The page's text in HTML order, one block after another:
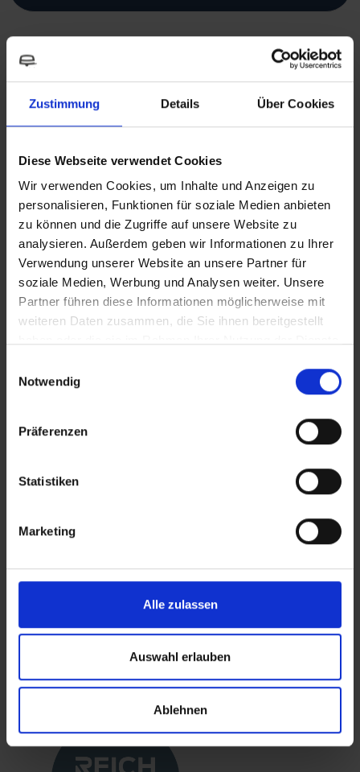
Zustimmung Details Über Cookies
Diese Webseite verwendet Cookies
Wir verwenden Cookies, um Inhalte und Anzeigen zu
personalisieren, Funktionen für soziale Medien anbieten
zu können und die Zugriffe auf unsere Website zu
analysieren. Außerdem geben wir Informationen zu Ihrer
Verwendung unserer Website an unsere Partner für
soziale Medien, Werbung und Analysen weiter. Unsere
Partner führen diese Informationen möglicherweise mit
weiteren Daten zusammen, die Sie ihnen bereitgestellt
Notwendig
Präferenzen
Statistiken
Marketing
Alle zulassen
Auswahl erlauben
Ablehnen
Dit vind je misschien ook leuk